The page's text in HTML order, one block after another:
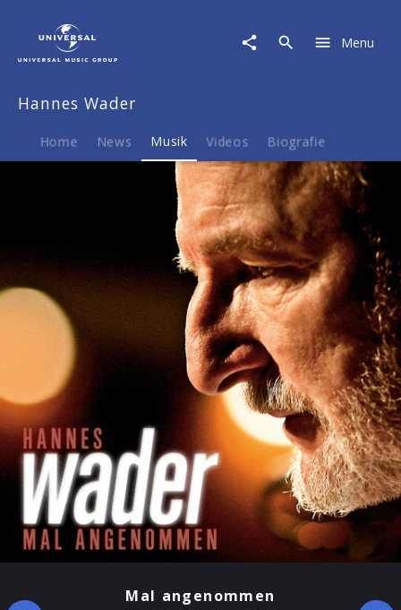
Musik
Mal
Menu
Hannes Wader
Home News Musik Videos Biografie
Mal angenommen